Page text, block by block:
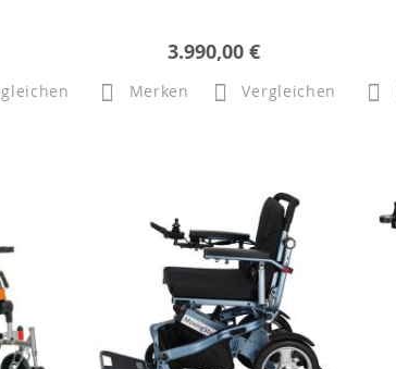
3.990,00 €
Merken Vergleichen